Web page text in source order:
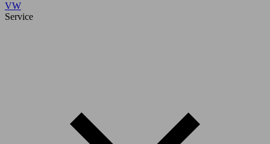
VW
Service